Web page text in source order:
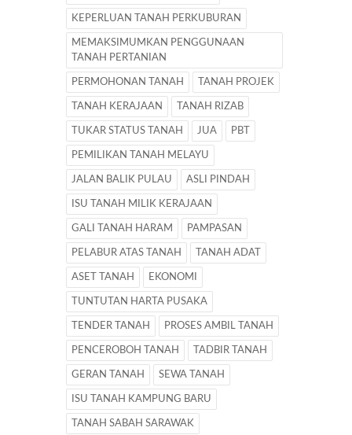
KEPERLUAN TANAH PERKUBURAN
MEMAKSIMUMKAN PENGGUNAAN
TANAH PERTANIAN
PERMOHONAN TANAH TANAH PROJEK
TANAH KERAJAAN TANAH RIZAB
TUKAR STATUS TANAH JUA PBT
PEMILIKAN TANAH MELAYU
JALAN BALIK PULAU ASLI PINDAH
ISU TANAH MILIK KERAJAAN
GALI TANAH HARAM PAMPASAN
PELABUR ATAS TANAH TANAH ADAT
ASET TANAH EKONOMI
TUNTUTAN HARTA PUSAKA
TENDER TANAH PROSES AMBIL TANAH
PENCEROBOH TANAH TADBIR TANAH
GERAN TANAH SEWA TANAH
ISU TANAH KAMPUNG BARU
TANAH SABAH SARAWAK